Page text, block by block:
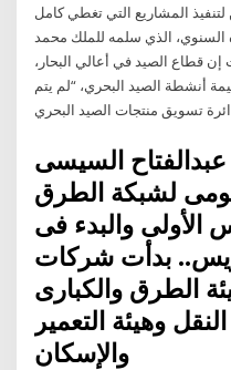
لتنفيذ المشاريع التي تغطي كامل
السنوي، الذي سلمه للملك محمد
قطاع الصيد في أعالي البحار،
من قيمة أنشطة الصيد البحري، “لم يتم
تسويق منتجات الصيد البحري
عبدالفتاح السيسى
لشبكة الطرق
الأولى والبدء فى
بدأت شركات
الطرق والكبارى
وهيئة التعمير
والإسكان